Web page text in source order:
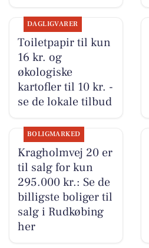
DAGLIGVARER
Toiletpapir til kun
16 kr. og
økologiske
kartofler til 10 kr. -
se de lokale tilbud
BOLIGMARKED
Kragholmvej 20 er
til salg for kun
295.000 kr.: Se de
billigste boliger til
salg i Rudkøbing
her